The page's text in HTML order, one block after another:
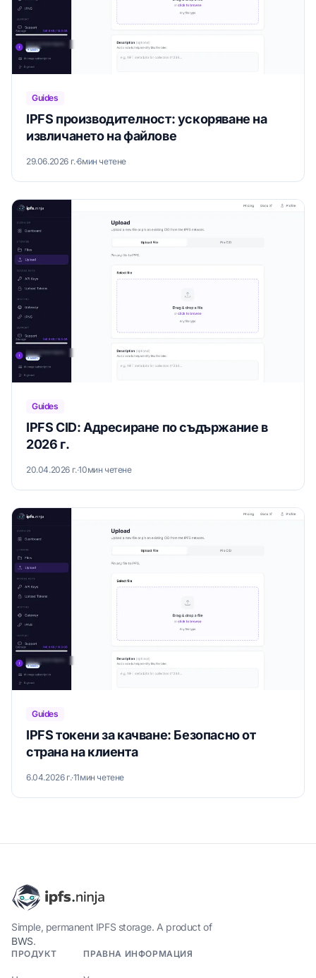
Guides
IPFS производителност: ускоряване на
извличането на файлове
29.06.2026 г.·6мин четене
Guides
IPFS CID: Адресиране по съдържание в
2026 г.
20.04.2026 г.·10мин четене
Guides
IPFS токени за качване: Безопасно от
страна на клиента
6.04.2026 г.·11мин четене
Simple, permanent IPFS storage. A product of
BWS.
ПРОДУКТ ПРАВНА ИНФОРМАЦИЯ